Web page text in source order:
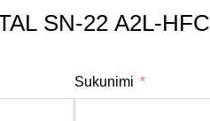
SN-22 A2L-HFC
Sukunimi